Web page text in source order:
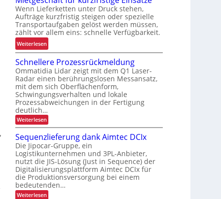
g
e
z
u
K
I
ö
s
u
n
g
f
r
R
e
c
y
c
l
i
n
g
h
ö
f
e
h
r
E
r
g
n
o
m
i
e
u
n
P
r
ä
z
i
s
i
Wenn Lieferketten unter Druck stehen,
Aufträge kurzfristig steigen oder spezielle
Transportaufgaben gelöst werden müssen,
zählt vor allem eins: schnelle Verfügbarkeit.
Weiterlesen:
M
i
e
t
g
e
c
h
ä
f
t
f
ü
r
k
Schnellere Prozessrückmeldung
Ommatidia Lidar zeigt mit dem Q1 Laser-
Radar einen berührungslosen Messansatz,
mit dem sich Oberflächenform,
Schwingungsverhalten und lokale
Prozessabweichungen in der Fertigung
deutlich…
Weiterlesen:
S
c
h
n
e
l
l
e
r
e
P
Sequenzlieferung dank Aimtec DCIx
Die Jipocar-Gruppe, ein
Logistikunternehmen und 3PL-Anbieter,
nutzt die JIS-Lösung (Just in Sequence) der
Digitalisierungsplattform Aimtec DCIx für
die Produktionsversorgung bei einem
bedeutenden…
Weiterlesen: